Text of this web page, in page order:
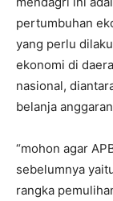
pertumbuhan
yang perlu
ekonomi di
nasional,
belanja
“mohon agar
sebelumnya
rangka